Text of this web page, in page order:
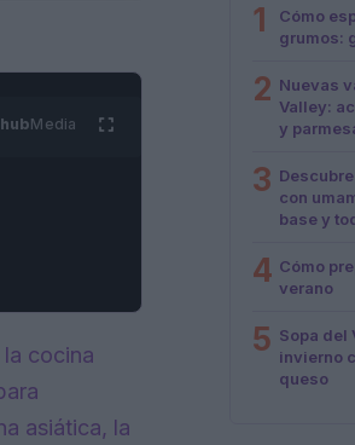
hubMedia
cocina
asiática, la
1
Cómo
grumos:
2 Nuevas
Valley:
y
3 con
base y
4 Cómo
verano
5 Sopa del
invierno
queso